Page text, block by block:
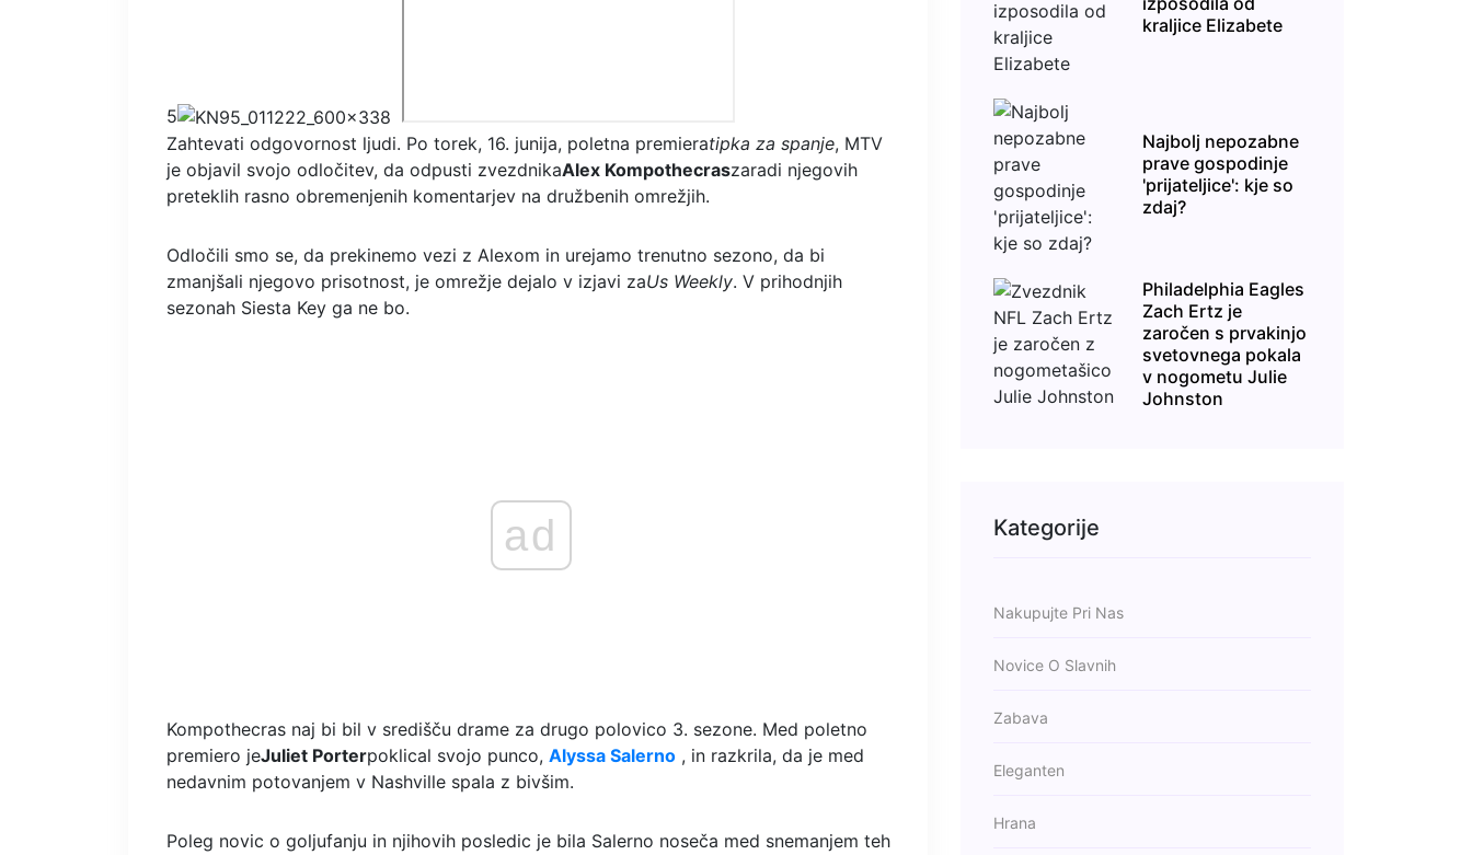
5
Zahtevati odgovornost ljudi. Po torek, 16. junija, poletna premieratipka za spanje, MTV
je objavil svojo odločitev, da odpusti zvezdnikaAlex Kompothecraszaradi njegovih
preteklih rasno obremenjenih komentarjev na družbenih omrežjih.
Odločili smo se, da prekinemo vezi z Alexom in urejamo trenutno sezono, da bi
zmanjšali njegovo prisotnost, je omrežje dejalo v izjavi zaUs Weekly. V prihodnjih
sezonah Siesta Key ga ne bo.
ad
Kompothecras naj bi bil v središču drame za drugo polovico 3. sezone. Med poletno
premiero jeJuliet Porterpoklical svojo punco, Alyssa Salerno , in razkrila, da je med
nedavnim potovanjem v Nashville spala z bivšim.
Poleg novic o goljufanju in njihovih posledic je bila Salerno noseča med snemanjem teh
kraljice Elizabete
Najbolj nepozabne
prave gospodinje
'prijateljice': kje so
zdaj?
Philadelphia Eagles
Zach Ertz je
zaročen s prvakinjo
svetovnega pokala
v nogometu Julie
Johnston
Kategorije
Nakupujte Pri Nas
Novice O Slavnih
Zabava
Eleganten
Hrana